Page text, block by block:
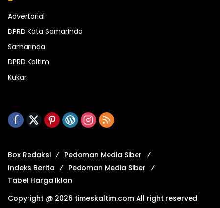
Advertorial
DPRD Kota Samarinda
Samarinda
DPRD Kaltim
Kukar
Box Redaksi
Pedoman Media Siber
Indeks Berita
Pedoman Media Siber
Tabel Harga Iklan
Copyright @ 2026 timeskaltim.com All right reserved